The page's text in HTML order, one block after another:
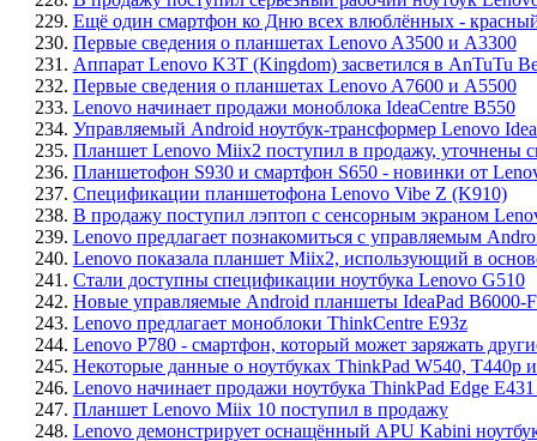
229. Ещё один смартфон ко Дню всех влюблённых -
230. Первые сведения о планшетах Lenovo A3500 и A3300
231. Аппарат Lenovo K3T (Kingdom) засветился в AnTuTu
232. Первые сведения о планшетах Lenovo A7600 и A5500
233. Lenovo начинает продажи моноблока IdeaCentre B550
234. Управляемый Android ноутбук-трансформер Lenovo
235. Планшет Lenovo Miix2 поступил в продажу, уточнены
236. Планшетофон S930 и смартфон S650 - новинки от
237. Спецификации планшетофона Lenovo Vibe Z (K910)
238. В продажу поступил лэптоп с сенсорным экраном
239. Lenovo предлагает познакомиться с управляемым
240. Lenovo показала планшет Miix2, использующий в
241. Стали доступны спецификации ноутбука Lenovo G510
242. Новые управляемые Android планшеты IdeaPad B6000-
243. Lenovo предлагает моноблоки ThinkCentre E93z
244. Lenovo P780 - смартфон, который может заряжать
245. Некоторые данные о ноутбуках ThinkPad W540, T440p
246. Lenovo начинает продажи ноутбука ThinkPad Edge
247. Планшет Lenovo Miix 10 поступил в продажу
248. Lenovo демонстрирует оснащённый APU Kabini